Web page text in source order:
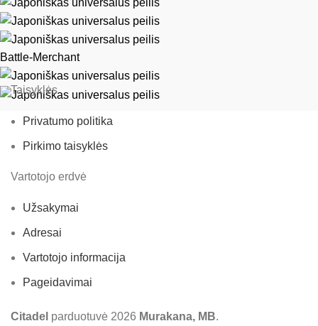
Battle-Merchant
Taisyklės
Privatumo politika
Pirkimo taisyklės
Vartotojo erdvė
Užsakymai
Adresai
Vartotojo informacija
Pageidavimai
Citadel parduotuvė 2026 Murakana, MB.